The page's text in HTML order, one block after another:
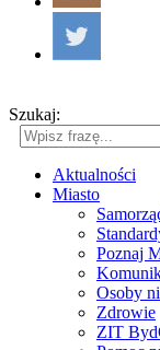
Szukaj:
Aktualności
Miasto
Poznaj
Osoby
Zdrowie
ZIT